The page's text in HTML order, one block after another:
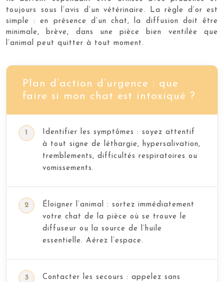
toujours sous l’avis d’un vétérinaire. La règle d’or est
simple : en présence d’un chat, la diffusion doit être
minimale, brève, dans une pièce bien ventilée que
l’animal peut quitter à tout moment.
Plan d’action d’urgence : que
faire si mon chat est intoxiqué ?
Identifier les symptômes : soyez attentif
à tout signe de léthargie, hypersalivation,
tremblements, difficultés respiratoires ou
vomissements.
Éloigner l’animal : sortez immédiatement
votre chat de la pièce où se trouve le
diffuseur ou la source de l’huile
essentielle. Aérez l’espace.
Contacter les secours : appelez sans